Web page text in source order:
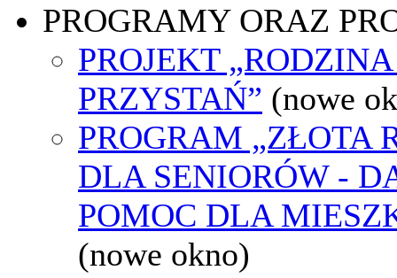
PROGRAMY ORAZ
PROJEKT
PRZYSTAŃ” (nowe
PROGRAM „ZŁOTA
DLA SENIORÓW -
POMOC DLA
(nowe okno)